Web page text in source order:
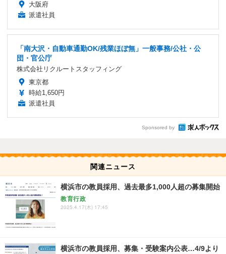
大阪府
派遣社員
「南大沢・自動車通勤OK/残業ほぼ無」一般事務/公社・公
団・官公庁
株式会社リクルートスタッフィング
東京都
時給1,650円
派遣社員
Sponsored by
関連ニュース
横浜市の教員採用、過去最多1,000人超の募集開始
教育行政
2025.4.17(木) 17:45
横浜市の教員採用、募集・受験案内公表…4/9より